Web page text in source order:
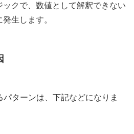
クで、数値として解釈できない
生します。
ターンは、下記などになりま